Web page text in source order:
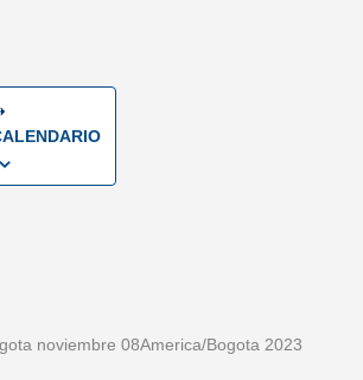
noviembre 08America/Bogota 2023